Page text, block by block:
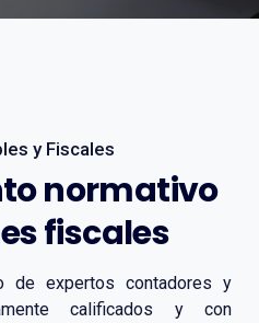
y Fiscales
normativo
fiscales
de expertos contadores y
calificados y con